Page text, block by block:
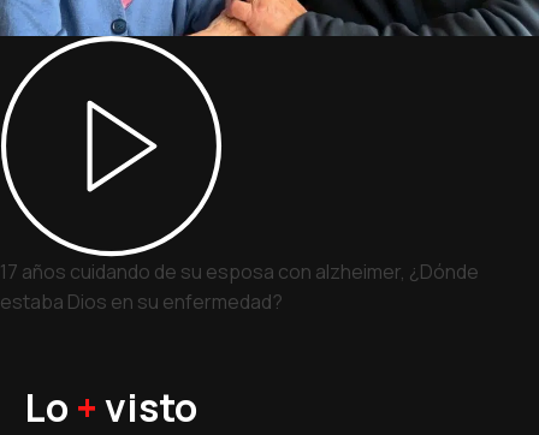
17 años cuidando de su esposa con alzheimer, ¿Dónde
estaba Dios en su enfermedad?
Lo +visto